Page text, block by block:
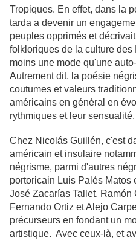
Tropiques. En effet, dans la
tarda a devenir un
peuples opprimés et
folkloriques de la culture
moins une mode qu'une
Autrement dit, la poésie
coutumes et valeurs
américains en général en
rythmiques et leur sensualité.
Chez Nicolás Guillén, c'est
américain et insulaire
négrisme, parmi d'autres
portoricain Luis Palés Matos
José Zacarías Tallet,
Fernando Ortiz et Alejo
précurseurs en fondant un
artistique. Avec ceux-là, et